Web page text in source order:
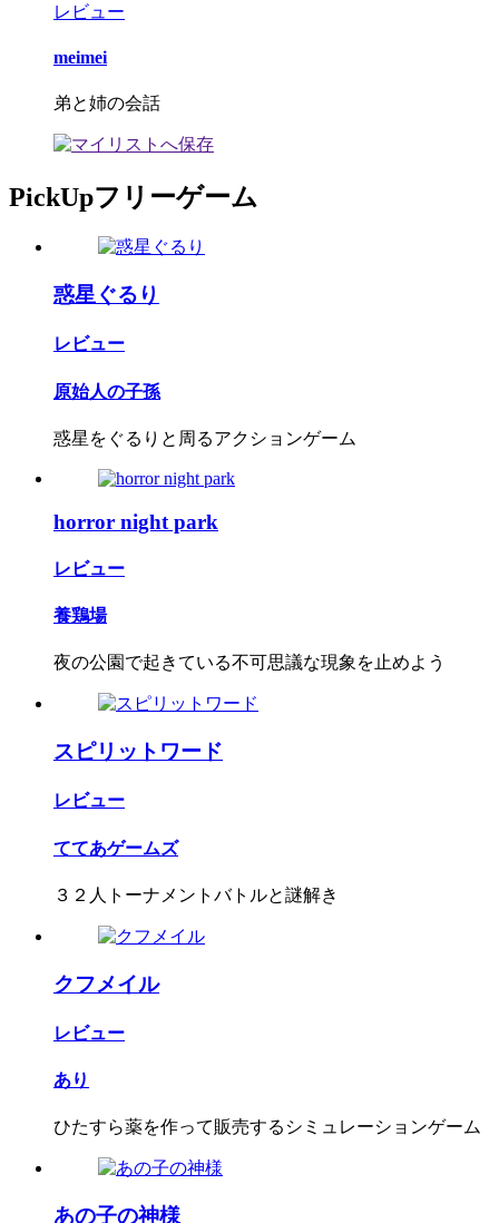
レビュー
meimei
弟と姉の会話
PickUpフリーゲーム
惑星ぐるり
レビュー
原始人の子孫
惑星をぐるりと周るアクションゲーム
horror night park
レビュー
養鶏場
夜の公園で起きている不可思議な現象を止めよう
スピリットワード
レビュー
ててあゲームズ
３２人トーナメントバトルと謎解き
クフメイル
レビュー
あり
ひたすら薬を作って販売するシミュレーションゲーム
あの子の神様